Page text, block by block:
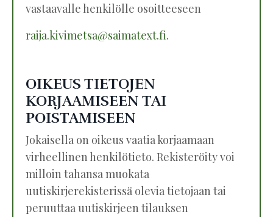
vastaavalle henkilölle osoitteeseen
raija.kivimetsa@saimatext.fi.
OIKEUS TIETOJEN
KORJAAMISEEN TAI
POISTAMISEEN
Jokaisella on oikeus vaatia korjaamaan
virheellinen henkilötieto. Rekisteröity voi
milloin tahansa muokata
uutiskirjerekisterissä olevia tietojaan tai
peruuttaa uutiskirjeen tilauksen